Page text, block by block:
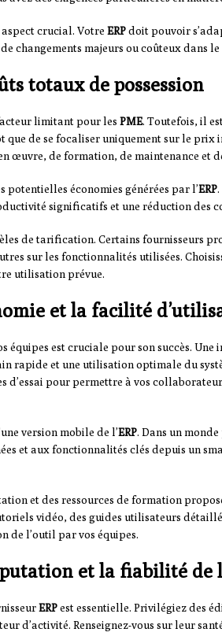
crucial. Votre ERPdoit pouvoir
changements majeurs ou coûteux dans
totaux de possession
limitant pour les PME. Toutefois, il
que de se focaliser uniquement sur le prix
œuvre, de formation, de maintenance et
potentielles économies générées par l’ERP
significatifs et une réduction des
de tarification. Certains fournisseurs
sur les fonctionnalités utilisées.
utilisation prévue.
et la facilité
équipes est cruciale pour son succès.
rapide et une utilisation optimale du
d’essai pour permettre à vos
version mobile de l’ERP. Dans un
et aux fonctionnalités clés depuis un
et des ressources de formation
vidéo, des guides utilisateurs
l’outil par vos équipes.
et la fiabilité de
ERPest essentielle. Privilégiez des
d’activité. Renseignez-vous sur leur